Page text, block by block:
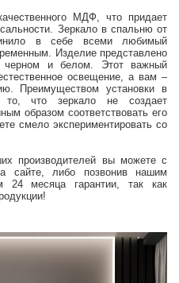
МДФ, что придает
Зеркало в спальню от
в себе всеми любимый
Изделие представлено
черном и белом. Этот важный
освещение, а вам –
Преимуществом установки в
то, что зеркало не создает
образом соответствовать его
смело экспериментировать со
производителей вы можете с
сайте, либо позвонив нашим
24 месяца гарантии, так как